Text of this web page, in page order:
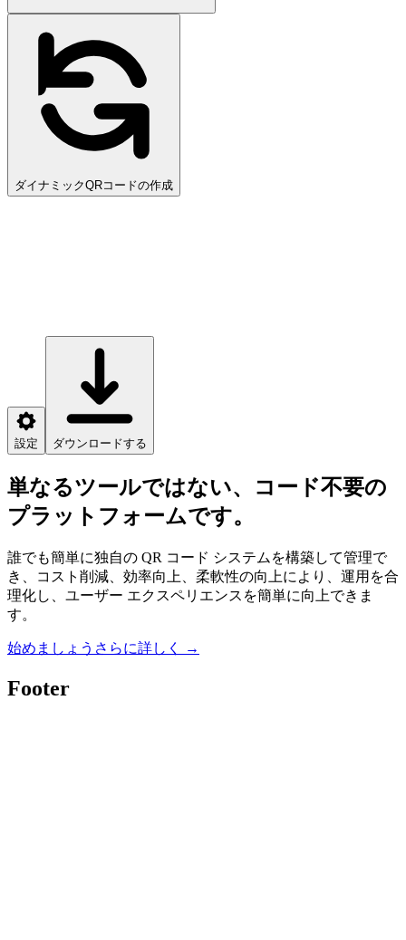
ダイナミックQRコードの作成
設定 ダウンロードする
単なるツールではない、コード不要の
プラットフォームです。
誰でも簡単に独自の QR コード システムを構築して管理で
き、コスト削減、効率向上、柔軟性の向上により、運用を合
理化し、ユーザー エクスペリエンスを簡単に向上できま
す。
始めましょう さらに詳しく →
Footer